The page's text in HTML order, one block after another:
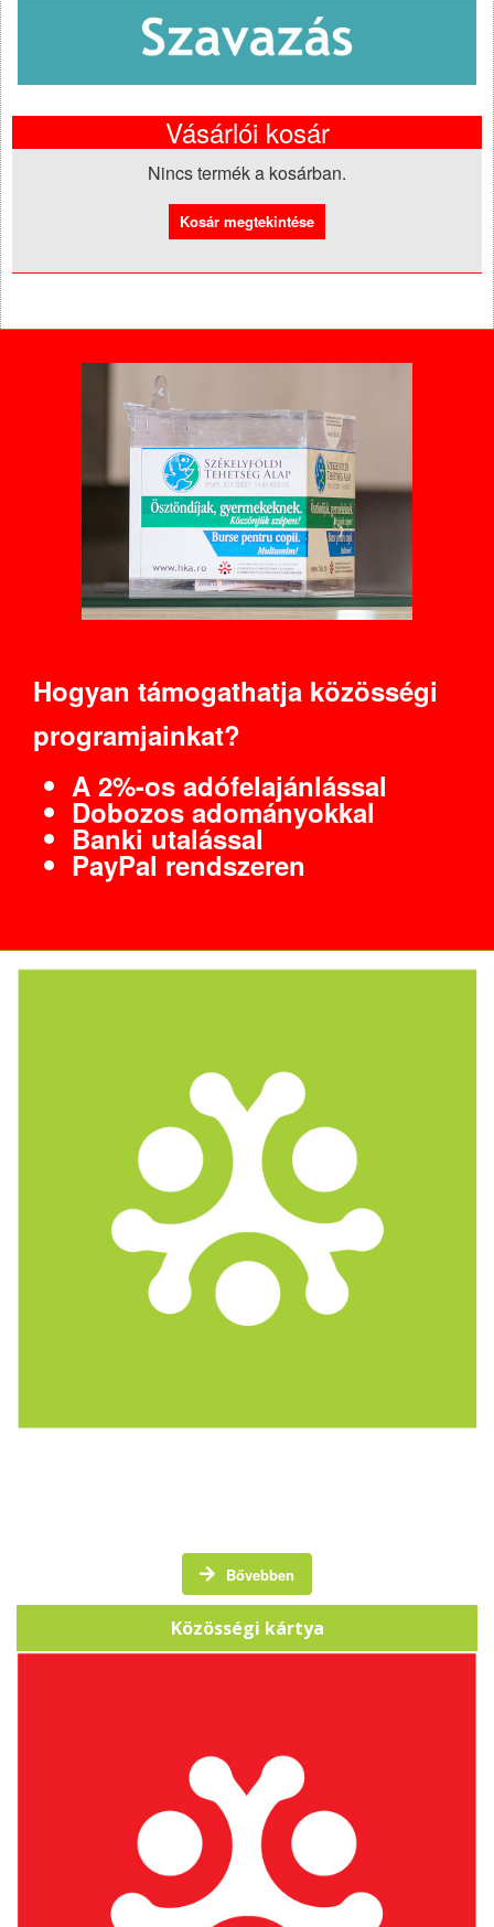
Vásárlói kosár
Nincs termék a kosárban.
Hogyan támogathatja közösségi
programjainkat?
A 2%-os adófelajánlással
Dobozos adományokkal
Banki utalással
PayPal rendszeren
Bővebben
Közösségi kártya